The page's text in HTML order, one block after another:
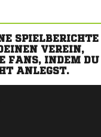
SPIELBERICHTE
VEREIN,
FANS, INDEM DU
ANLEGST.